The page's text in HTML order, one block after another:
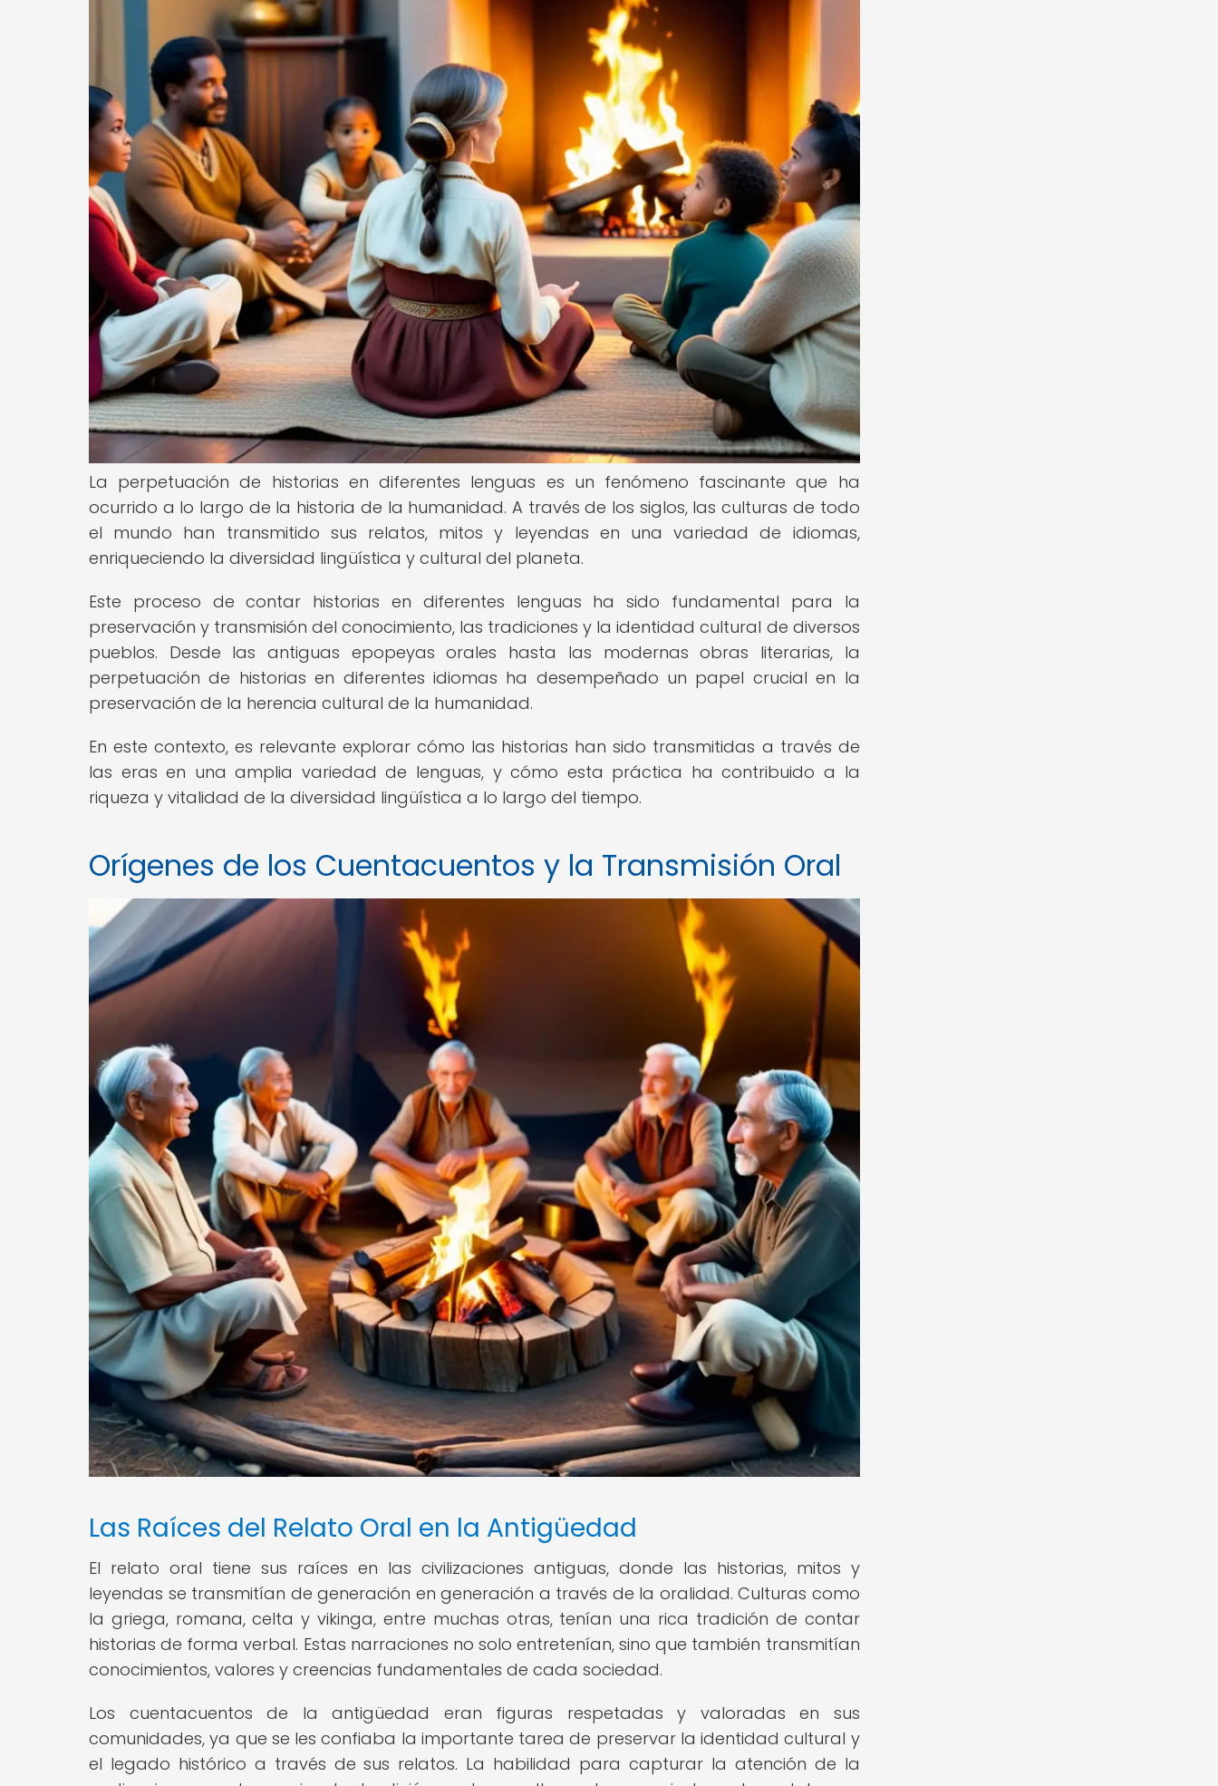
La perpetuación de historias en diferentes lenguas es un fenómeno fascinante que ha
ocurrido a lo largo de la historia de la humanidad. A través de los siglos, las culturas de todo
el mundo han transmitido sus relatos, mitos y leyendas en una variedad de idiomas,
enriqueciendo la diversidad lingüística y cultural del planeta.
Este proceso de contar historias en diferentes lenguas ha sido fundamental para la
preservación y transmisión del conocimiento, las tradiciones y la identidad cultural de diversos
pueblos. Desde las antiguas epopeyas orales hasta las modernas obras literarias, la
perpetuación de historias en diferentes idiomas ha desempeñado un papel crucial en la
preservación de la herencia cultural de la humanidad.
En este contexto, es relevante explorar cómo las historias han sido transmitidas a través de
las eras en una amplia variedad de lenguas, y cómo esta práctica ha contribuido a la
riqueza y vitalidad de la diversidad lingüística a lo largo del tiempo.
Orígenes de los Cuentacuentos y la Transmisión Oral
Las Raíces del Relato Oral en la Antigüedad
El relato oral tiene sus raíces en las civilizaciones antiguas, donde las historias, mitos y
leyendas se transmitían de generación en generación a través de la oralidad. Culturas como
la griega, romana, celta y vikinga, entre muchas otras, tenían una rica tradición de contar
historias de forma verbal. Estas narraciones no solo entretenían, sino que también transmitían
conocimientos, valores y creencias fundamentales de cada sociedad.
Los cuentacuentos de la antigüedad eran figuras respetadas y valoradas en sus
comunidades, ya que se les confiaba la importante tarea de preservar la identidad cultural y
el legado histórico a través de sus relatos. La habilidad para capturar la atención de la